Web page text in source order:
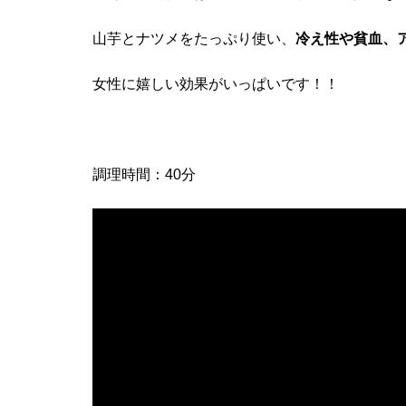
山芋とナツメをたっぷり使い、 冷え性や貧血、
女性に嬉しい効果がいっぱいです！！
調理時間：40分